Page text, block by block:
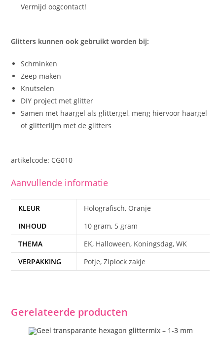
Vermijd oogcontact!
Glitters kunnen ook gebruikt worden bij:
Schminken
Zeep maken
Knutselen
DIY project met glitter
Samen met haargel als glittergel, meng hiervoor haargel
of glitterlijm met de glitters
artikelcode: CG010
Aanvullende informatie
KLEUR
Holografisch, Oranje
INHOUD
10 gram, 5 gram
THEMA
EK, Halloween, Koningsdag, WK
VERPAKKING
Potje, Ziplock zakje
Gerelateerde producten